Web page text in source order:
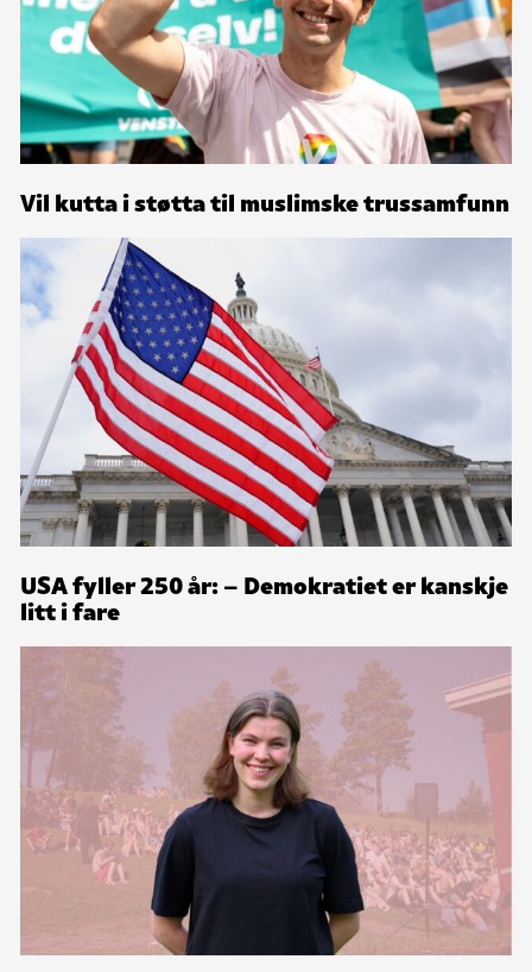
Vil kutta i støtta til muslimske trussamfunn
USA fyller 250 år: – Demokratiet er kanskje
litt i fare